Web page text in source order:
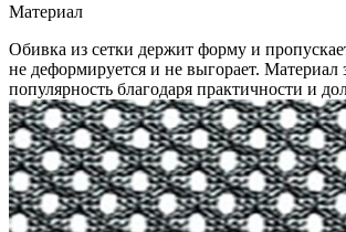
Материал
Обивка из сетки держит форму и
не деформируется и не выгорает. Материал
популярность благодаря практичности и